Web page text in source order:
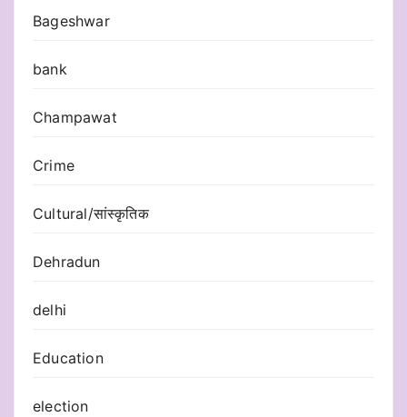
Bageshwar
bank
Champawat
Crime
Cultural/सांस्कृतिक
Dehradun
delhi
Education
election